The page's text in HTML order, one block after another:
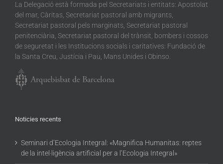
La Delegació està formada pel Secretariats i entitats: Apostolat
del mar, Càritas, Secretariat pastoral amb migrants,
Secretariat pastoral pels marginats, Secretariat pastoral
penitenciària, Secretariat pastoral del trànsit, bombers i cossos
de seguretat i les Institucions socials i caritatives: Fundació de
la Santa Creu, Justícia i Pau, Mans Unides i Obinso.
Noticies recents
Seminari d’Ecologia Integral: «Magnifica Humanitas: reptes
de la intel·ligència artificial per a l’Ecologia Integral»